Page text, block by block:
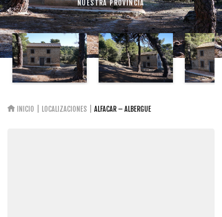
NUESTRA PROVINCIA
INICIO LOCALIZACIONES ALFACAR – ALBERGUE